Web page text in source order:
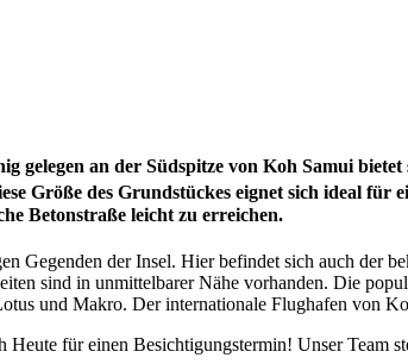
gelegen an der Südspitze von Koh Samui
Größe des Grundstückes eignet sich ideal
Betonstraße leicht zu erreichen.
Gegenden der Insel. Hier befindet sich auch der
sind in unmittelbarer Nähe vorhanden. Die
und Makro. Der internationale Flughafen von
für einen Besichtigungstermin! Unser Team